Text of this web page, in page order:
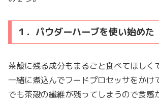
１．パウダーハーブを使い始めた
茶殻に残る成分もまるごと食べてほしく
一緒に煮込んでフードプロセッサをかけ
でも茶殻の繊維が残ってしまうので食感